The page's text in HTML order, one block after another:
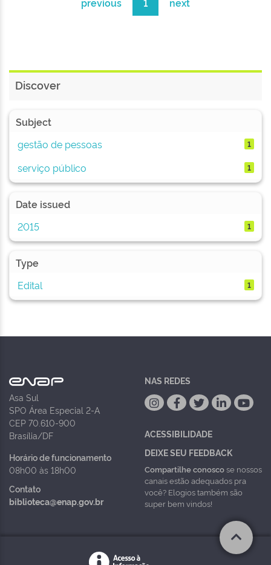
Discover
Subject
gestão de pessoas
1
serviço público 1
Date issued
2015
1
Type
Edital
1
Asa Sul
SPO Área Especial 2-A
CEP 70.610-900
Brasília/DF
Horário de funcionamento
08h00 às 18h00
Contato
biblioteca@enap.gov.br
NAS REDES
ACESSIBILIDADE
DEIXE SEU FEEDBACK
Compartilhe conoscose nossos
canais estão adequados pra
você? Elogios também são
super bem vindos!